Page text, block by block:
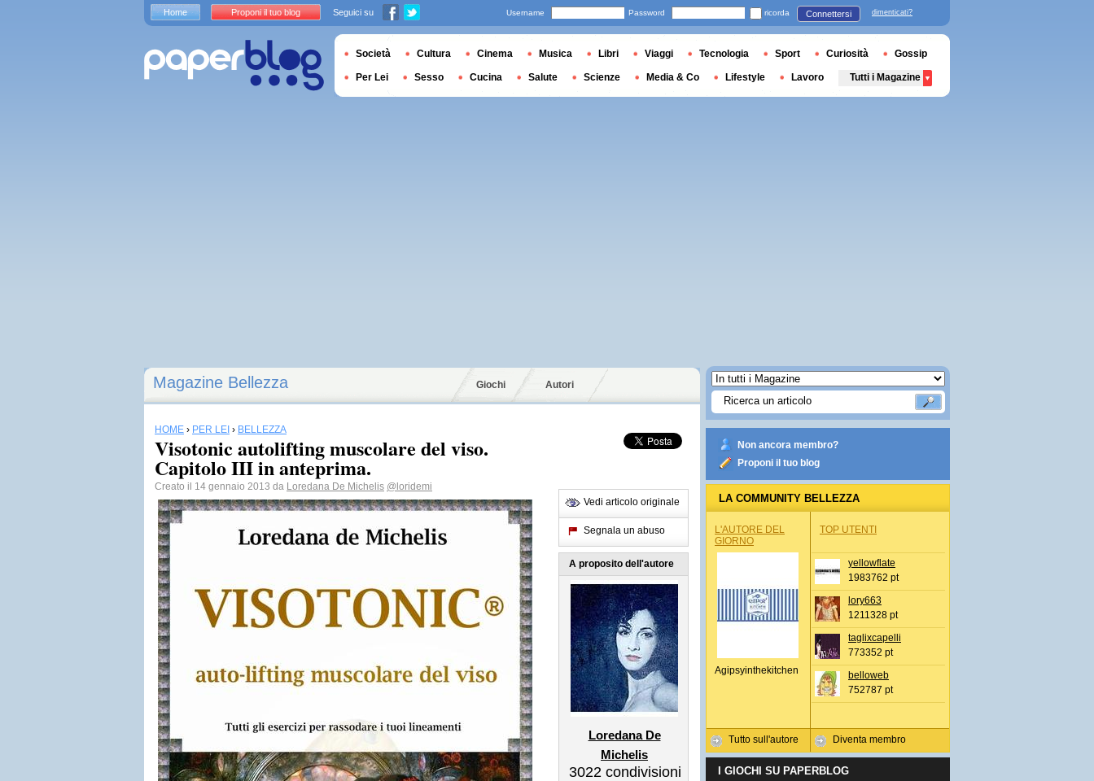
Magazine Bellezza Giochi Autori
HOME › PER LEI › BELLEZZA
Visotonic autolifting muscolare del viso.
Capitolo III in anteprima.
Creato il 14 gennaio 2013 da Loredana De Michelis @loridemi
Vedi articolo originale
Segnala un abuso
A proposito dell'autore
Loredana De
Michelis
3022 condivisioni
Non ancora membro?
Proponi il tuo blog
LA COMMUNITY BELLEZZA
L'AUTORE DEL
GIORNO
Agipsyinthekitchen
Tutto sull'autore
TOP UTENTI
yellowflate
1983762 pt
lory663
1211328 pt
taglixcapelli
773352 pt
belloweb
752787 pt
Diventa membro
I GIOCHI SU PAPERBLOG
Home Proponi il tuo blog Seguici su Username Password ricorda Connettersi dimenticati?
Società Cultura Cinema Musica Libri Viaggi Tecnologia Sport Curiosità Gossip
Per Lei Sesso Cucina Salute Scienze Media & Co Lifestyle Lavoro Tutti i Magazine